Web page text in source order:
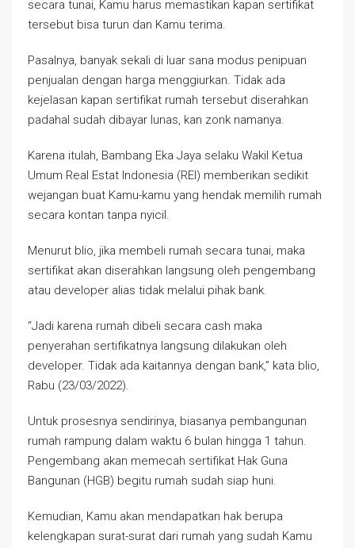
secara tunai, Kamu harus memastikan kapan sertifikat
tersebut bisa turun dan Kamu terima.
Pasalnya, banyak sekali di luar sana modus penipuan
penjualan dengan harga menggiurkan. Tidak ada
kejelasan kapan sertifikat rumah tersebut diserahkan
padahal sudah dibayar lunas, kan zonk namanya.
Karena itulah, Bambang Eka Jaya selaku Wakil Ketua
Umum Real Estat Indonesia (REI) memberikan sedikit
wejangan buat Kamu-kamu yang hendak memilih rumah
secara kontan tanpa nyicil.
Menurut blio, jika membeli rumah secara tunai, maka
sertifikat akan diserahkan langsung oleh pengembang
atau developer alias tidak melalui pihak bank.
“Jadi karena rumah dibeli secara cash maka
penyerahan sertifikatnya langsung dilakukan oleh
developer. Tidak ada kaitannya dengan bank,” kata blio,
Rabu (23/03/2022).
Untuk prosesnya sendirinya, biasanya pembangunan
rumah rampung dalam waktu 6 bulan hingga 1 tahun.
Pengembang akan memecah sertifikat Hak Guna
Bangunan (HGB) begitu rumah sudah siap huni.
Kemudian, Kamu akan mendapatkan hak berupa
kelengkapan surat-surat dari rumah yang sudah Kamu